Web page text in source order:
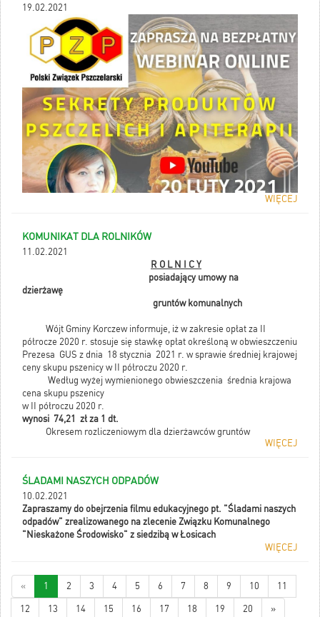
19.02.2021
WIĘCEJ
KOMUNIKAT DLA ROLNIKÓW
11.02.2021
R O L N I C Y
posiadający umowy na
dzierżawę
gruntów komunalnych
Wójt Gminy Korczew informuje, iż w zakresie opłat za II
półrocze 2020 r. stosuje się stawkę opłat określoną w obwieszczeniu
Prezesa GUS z dnia 18 stycznia 2021 r. w sprawie średniej krajowej
ceny skupu pszenicy w II półroczu 2020 r.
Według wyżej wymienionego obwieszczenia średnia krajowa
cena skupu pszenicy
w II półroczu 2020 r.
wynosi 74,21 zł za 1 dt.
Okresem rozliczeniowym dla dzierżawców gruntów
komunalnych położonych na terenie Gminy Korczew jest półrocze
II półrocze 2020 r. upływa z dniem 28 lutego 2021 r.
WIĘCEJ
ŚLADAMI NASZYCH ODPADÓW
10.02.2021
Zapraszamy do obejrzenia filmu edukacyjnego pt. "Śladami naszych
odpadów" zrealizowanego na zlecenie Związku Komunalnego
"Nieskażone Środowisko" z siedzibą w Łosicach
WIĘCEJ
« 1 2 3 4 5 6 7 8 9 10 11
12 13 14 15 16 17 18 19 20 »